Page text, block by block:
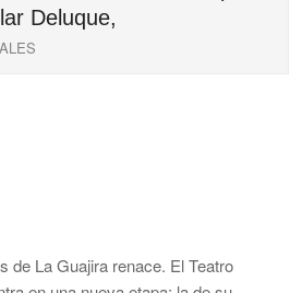
Deluque,
de La Guajira renace. El Teatro